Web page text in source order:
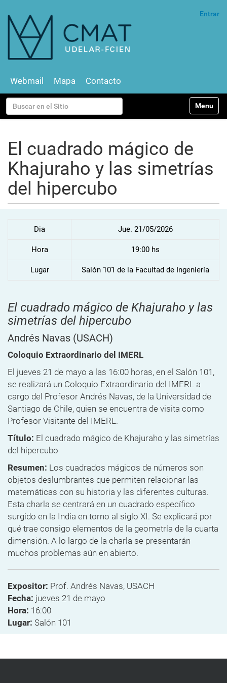
Buscar
Búsqueda Avanzada…
Entrar
Webmail Mapa Contacto
v
Toggle
El cuadrado mágico de
Khajuraho y las simetrías
del hipercubo
Dia Jue. 21/05/2026
Hora 19:00 hs
Lugar Salón 101 de la Facultad de Ingeniería
El cuadrado mágico de Khajuraho y las
simetrías del hipercubo
Andrés Navas (USACH)
Coloquio Extraordinario del IMERL
El jueves 21 de mayo a las 16:00 horas, en el Salón 101,
se realizará un Coloquio Extraordinario del IMERL a
cargo del Profesor Andrés Navas, de la Universidad de
Santiago de Chile, quien se encuentra de visita como
Profesor Visitante del IMERL.
Título: El cuadrado mágico de Khajuraho y las simetrías
del hipercubo
Resumen: Los cuadrados mágicos de números son
objetos deslumbrantes que permiten relacionar las
matemáticas con su historia y las diferentes culturas.
Esta charla se centrará en un cuadrado específico
surgido en la India en torno al siglo XI. Se explicará por
qué trae consigo elementos de la geometría de la cuarta
dimensión. A lo largo de la charla se presentarán
muchos problemas aún en abierto.
Expositor: Prof. Andrés Navas, USACH
Fecha: jueves 21 de mayo
Hora: 16:00
Lugar: Salón 101